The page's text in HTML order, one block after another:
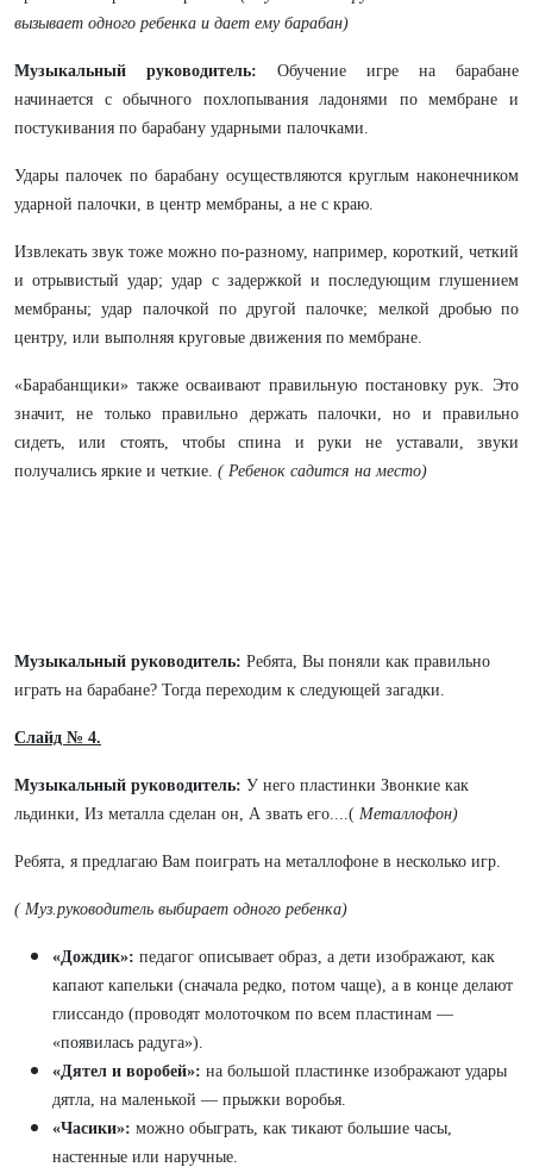
вызывает одного ребенка и дает ему барабан)
Музыкальный руководитель: Обучение игре
на барабане
начинается с обычного похлопывания ладонями по мембране и
постукивания по барабану ударными палочками.
Удары палочек по барабану осуществляются круглым наконечником
ударной палочки, в центр мембраны, а не с краю.
Извлекать звук тоже можно по-разному, например, короткий, четкий
и отрывистый удар; удар с задержкой и последующим глушением
мембраны; удар палочкой по другой палочке; мелкой дробью по
центру, или выполняя круговые движения по мембране.
«Барабанщики» также осваивают правильную постановку рук. Это
значит, не только правильно держать палочки, но и правильно
сидеть, или стоять, чтобы спина и руки не уставали, звуки
получались яркие и четкие. ( Ребенок садится на место)
Музыкальный руководитель: Ребята, Вы поняли как правильно
играть на барабане? Тогда переходим к следующей загадки.
Слайд № 4.
Музыкальный руководитель: У него пластинки Звонкие как
льдинки, Из металла сделан он, А звать его....( Металлофон)
Ребята, я предлагаю Вам поиграть на металлофоне в несколько игр.
( Муз.руководитель выбирает одного ребенка)
«Дождик»: педагог описывает образ, а дети изображают, как
капают капельки (сначала редко, потом чаще), а в конце делают
глиссандо (проводят молоточком по всем пластинам —
«появилась радуга»).
«Дятел и воробей»: на большой пластинке изображают удары
дятла, на маленькой — прыжки воробья.
«Часики»: можно обыграть, как тикают большие часы,
настенные или наручные.